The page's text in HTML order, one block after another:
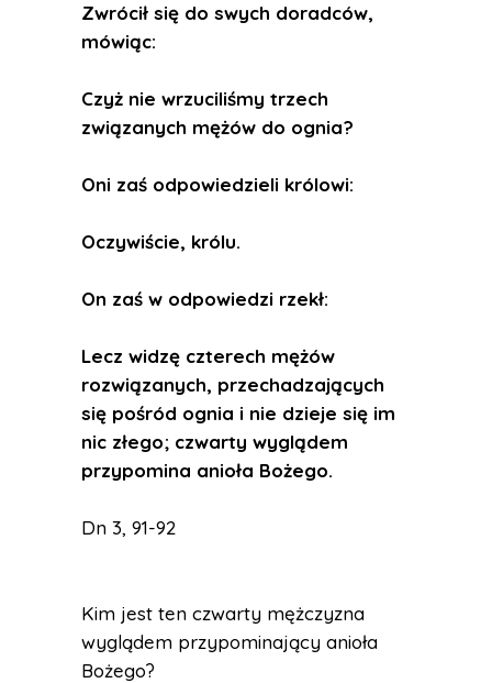
Zwrócił się do swych doradców,
mówiąc:
Czyż nie wrzuciliśmy trzech
związanych mężów do ognia?
Oni zaś odpowiedzieli królowi:
Oczywiście, królu.
On zaś w odpowiedzi rzekł:
Lecz widzę czterech mężów
rozwiązanych, przechadzających
się pośród ognia i nie dzieje się im
nic złego; czwarty wyglądem
przypomina anioła Bożego.
Dn 3, 91-92
Kim jest ten czwarty mężczyzna
wyglądem przypominający anioła
Bożego?